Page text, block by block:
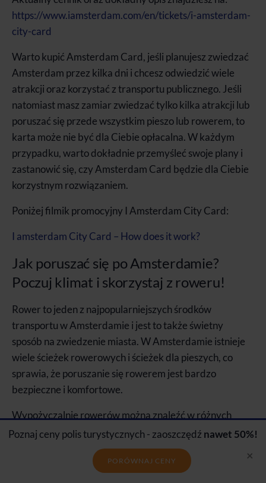
https://www.iamsterdam.com/en/tickets/i-amsterdam-
city-card
Warto kupić Amsterdam Card, jeśli planujesz zwiedzać
Amsterdam przez kilka dni i chcesz odwiedzić wiele
atrakcji oraz korzystać z transportu publicznego. Jeśli
natomiast masz zamiar zwiedzać tylko kilka atrakcji lub
poruszać się przede wszystkim pieszo lub rowerem, to
karta może nie być dla Ciebie opłacalna. W każdym
przypadku, warto dokładnie przemyśleć swoje plany i
zastanowić się, czy Amsterdam Card będzie dla Ciebie
korzystnym rozwiązaniem.
Poniżej filmik promocyjny I Amsterdam City Card:
I amsterdam City Card – How does it work?
Jak poruszać się po Amsterdamie?
Poczuj klimat i skorzystaj z roweru!
Rower to jeden z najpopularniejszych środków
transportu w Amsterdamie i jest to także świetny
sposób na zwiedzenie miasta. W Amsterdamie istnieje
wiele ścieżek rowerowych i ścieżek dla pieszych, co
sprawia, że poruszanie się rowerem jest bardzo
bezpieczne i komfortowe.
Wypożyczalnie rowerów można znaleźć w różnych
częściach miasta, a w niektórych hotelach można
wypożyczyć rowery bezpośrednio na miejscu.
Wypożyczenie roweru na dzień kosztuje około 15-20
Poznaj ceny polis turystycznych - zaoszczędź nawet 50%!
PORÓWNAJ CENY ×